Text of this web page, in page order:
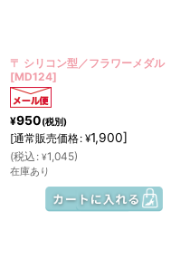
〒 シリコン型／フラワーメダル
[MD124]
¥950(税別)
[通常販売価格: ¥1,900]
(税込 : ¥1,045)
在庫あり